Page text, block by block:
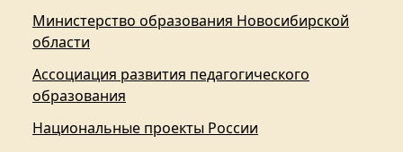
Министерство образования Новосибирской
области
Ассоциация развития педагогического
образования
Национальные проекты России